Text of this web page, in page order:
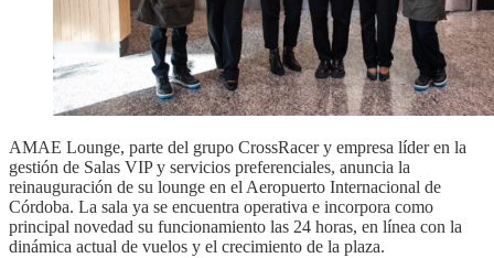
AMAE Lounge, parte del grupo CrossRacer y empresa líder en la
gestión de Salas VIP y servicios preferenciales, anuncia la
reinauguración de su lounge en el Aeropuerto Internacional de
Córdoba. La sala ya se encuentra operativa e incorpora como
principal novedad su funcionamiento las 24 horas, en línea con la
dinámica actual de vuelos y el crecimiento de la plaza.